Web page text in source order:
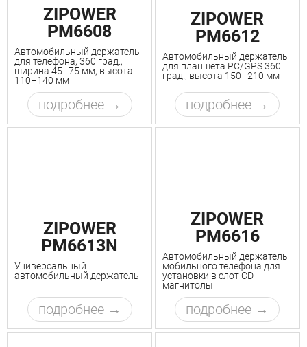
ZIPOWER
PM6608
Автомобильный держатель
для телефона, 360 град.,
ширина 45–75 мм, высота
110–140 мм
подробнее
ZIPOWER
PM6612
Автомобильный держатель
для планшета PC/GPS 360
град., высота 150–210 мм
подробнее
ZIPOWER
PM6613N
Универсальный
автомобильный держатель
подробнее
ZIPOWER
PM6616
Автомобильный держатель
мобильного телефона для
установки в слот CD
магнитолы
подробнее